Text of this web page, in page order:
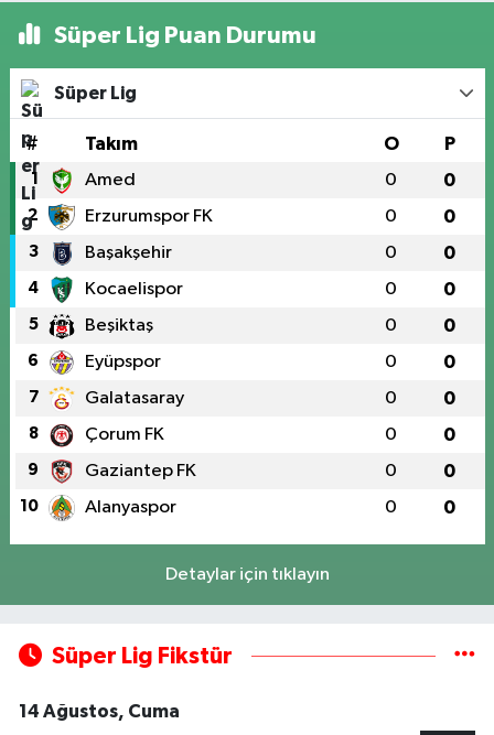
Süper Lig Puan Durumu
Süper Lig
# Takım O P
1 Amed 0 0
2 Erzurumspor FK 0 0
3 Başakşehir 0 0
4 Kocaelispor 0 0
5 Beşiktaş 0 0
6 Eyüpspor 0 0
7 Galatasaray 0 0
8 Çorum FK 0 0
9 Gaziantep FK 0 0
10 Alanyaspor 0 0
Detaylar için tıklayın
Süper Lig Fikstür
14 Ağustos, Cuma